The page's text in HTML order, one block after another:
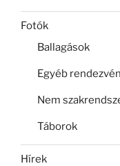
Fotók
Ballagások
Egyéb
Nem
Táborok
Hírek